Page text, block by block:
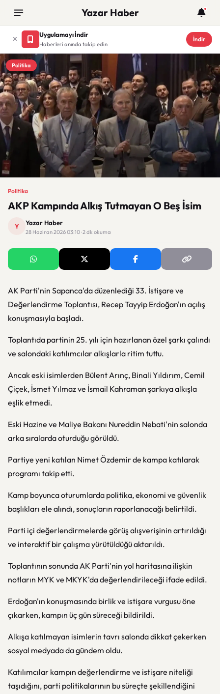
Yazar Haber
Uygulamayı İndir
Haberleri anında takip edin
İndir
Politika
Politika
AKP Kampında Alkış Tutmayan O Beş İsim
Y Yazar Haber
28 Haziran 2026 03:10 · 2 dk okuma
AK Parti'nin Sapanca'da düzenlediği 33. İstişare ve
Değerlendirme Toplantısı, Recep Tayyip Erdoğan'ın açılış
konuşmasıyla başladı.
Toplantıda partinin 25. yılı için hazırlanan özel şarkı çalındı
ve salondaki katılımcılar alkışlarla ritim tuttu.
Ancak eski isimlerden Bülent Arınç, Binali Yıldırım, Cemil
Çiçek, İsmet Yılmaz ve İsmail Kahraman şarkıya alkışla
eşlik etmedi.
Eski Hazine ve Maliye Bakanı Nureddin Nebati'nin salonda
arka sıralarda oturduğu görüldü.
Partiye yeni katılan Nimet Özdemir de kampa katılarak
programı takip etti.
Kamp boyunca oturumlarda politika, ekonomi ve güvenlik
başlıkları ele alındı, sonuçların raporlanacağı belirtildi.
Parti içi değerlendirmelerde görüş alışverişinin artırıldığı
ve interaktif bir çalışma yürütüldüğü aktarıldı.
Toplantının sonunda AK Parti'nin yol haritasına ilişkin
notların MYK ve MKYK'da değerlendirileceği ifade edildi.
Erdoğan'ın konuşmasında birlik ve istişare vurgusu öne
çıkarken, kampın üç gün süreceği bildirildi.
Alkışa katılmayan isimlerin tavrı salonda dikkat çekerken
sosyal medyada da gündem oldu.
Katılımcılar kampın değerlendirme ve istişare niteliği
taşıdığını, parti politikalarının bu süreçte şekillendiğini